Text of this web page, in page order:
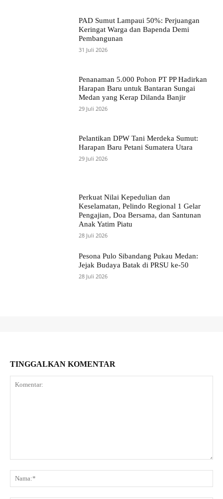
PAD Sumut Lampaui 50%: Perjuangan
Keringat Warga dan Bapenda Demi
Pembangunan
31 Juli 2026
Penanaman 5.000 Pohon PT PP Hadirkan
Harapan Baru untuk Bantaran Sungai
Medan yang Kerap Dilanda Banjir
29 Juli 2026
Pelantikan DPW Tani Merdeka Sumut:
Harapan Baru Petani Sumatera Utara
29 Juli 2026
Perkuat Nilai Kepedulian dan
Keselamatan, Pelindo Regional 1 Gelar
Pengajian, Doa Bersama, dan Santunan
Anak Yatim Piatu
28 Juli 2026
Pesona Pulo Sibandang Pukau Medan:
Jejak Budaya Batak di PRSU ke-50
28 Juli 2026
TINGGALKAN KOMENTAR